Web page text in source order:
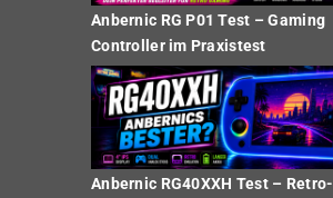
Anbernic RG P01 Test – Gaming
Controller im Praxistest
Anbernic RG40XXH Test – Retro-